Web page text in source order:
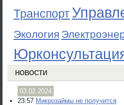
Транспорт
Экология
НОВОСТИ
03.02.2024
23:57 Микрозаймы не получится